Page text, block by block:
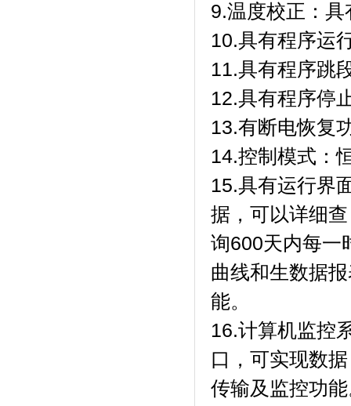
9.温度校正：
10.具有程序运行
11.具有程序跳段
12.具有程序停止
13.有断电恢复功
14.控制模式：恒温
15.具有运行界面
据，可以详细查
询600天内每一
曲线和生数据
能。
16.计算机监控
口，可实现数据
传输及监控功能